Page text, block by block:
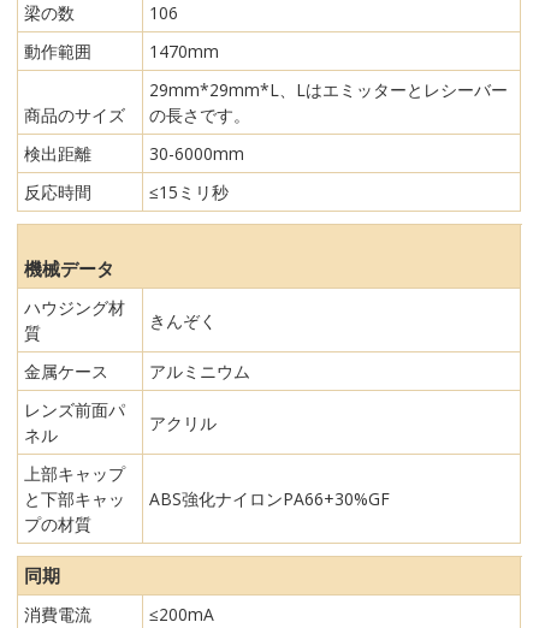
梁の数
106
動作範囲
1470mm
商品のサイズ
29mm*29mm*L、Lはエミッターとレシーバー
の長さです。
検出距離
30-6000mm
反応時間
≤15ミリ秒
機械データ
ハウジング材
質
きんぞく
金属ケース
アルミニウム
レンズ前面パ
ネル
アクリル
上部キャップ
と下部キャッ
プの材質
ABS強化ナイロンPA66+30%GF
同期
消費電流 ≤200mA